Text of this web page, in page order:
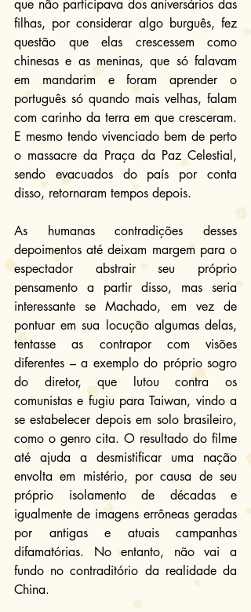
que não participava dos aniversários das
filhas, por considerar algo burguês, fez
questão que elas crescessem como
chinesas e as meninas, que só falavam
em mandarim e foram aprender o
português só quando mais velhas, falam
com carinho da terra em que cresceram.
E mesmo tendo vivenciado bem de perto
o massacre da Praça da Paz Celestial,
sendo evacuados do país por conta
disso, retornaram tempos depois.
As humanas contradições desses
depoimentos até deixam margem para o
espectador abstrair seu próprio
pensamento a partir disso, mas seria
interessante se Machado, em vez de
pontuar em sua locução algumas delas,
tentasse as contrapor com visões
diferentes – a exemplo do próprio sogro
do diretor, que lutou contra os
comunistas e fugiu para Taiwan, vindo a
se estabelecer depois em solo brasileiro,
como o genro cita. O resultado do filme
até ajuda a desmistificar uma nação
envolta em mistério, por causa de seu
próprio isolamento de décadas e
igualmente de imagens errôneas geradas
por antigas e atuais campanhas
difamatórias. No entanto, não vai a
fundo no contraditório da realidade da
China.